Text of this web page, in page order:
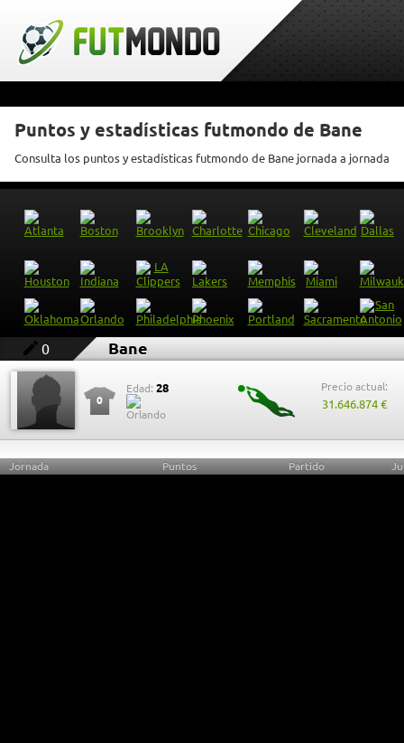
Puntos y estadísticas futmondo de Bane
Consulta los puntos y estadísticas futmondo de Bane jornada a jornada
0 Bane
0
Edad: 28 Precio actual:
31.646.874 €
Jornada Puntos Partido